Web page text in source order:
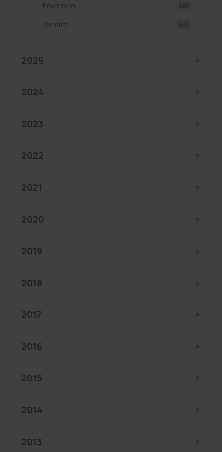
Fevereiro 625
Janeiro 660
2025
2024
2023
2022
2021
2020
2019
2018
2017
2016
2015
2014
2013